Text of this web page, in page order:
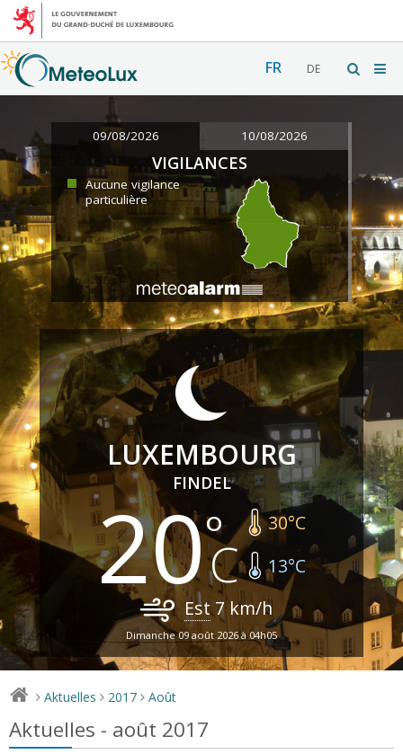
FR DE
09/08/2026 10/08/2026
VIGILANCES
Aucune vigilance
particulière
LUXEMBOURG
FINDEL
20 30°C
13°C
Est7 km/h
Dimanche 09 août 2026 à 04h05
> Aktuelles > 2017 > Août
Aktuelles - août 2017